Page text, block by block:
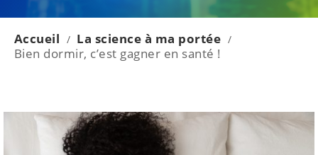
Accueil / La science à ma portée /
Bien dormir, c’est gagner en santé !